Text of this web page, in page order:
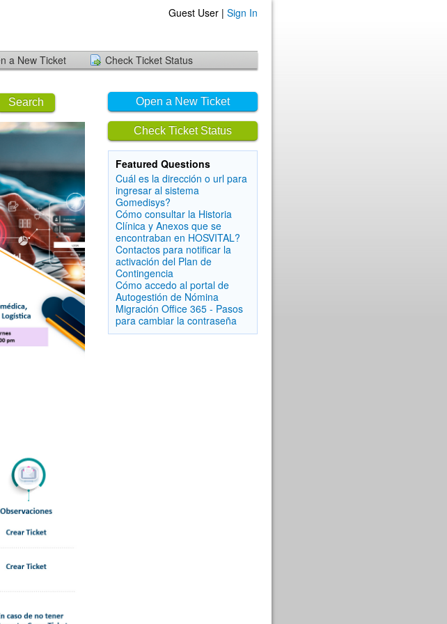
Guest User | Sign In
a New Ticket Check Ticket Status
Open a New Ticket
Check Ticket Status
Featured Questions
Cuál es la dirección o url para
ingresar al sistema
Gomedisys?
Cómo consultar la Historia
Clínica y Anexos que se
encontraban en HOSVITAL?
Contactos para notificar la
activación del Plan de
Contingencia
Cómo accedo al portal de
Autogestión de Nómina
Migración Office 365 - Pasos
para cambiar la contraseña
Search